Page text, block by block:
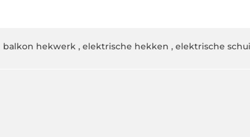
balkon hekwerk, elektrische hekken , elektrische